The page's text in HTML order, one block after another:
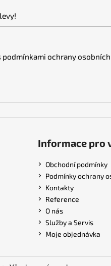
podmínkami ochrany
Informace pro
Obchodní podmínky
Podmínky ochrany
Kontakty
Reference
O nás
Služby a Servis
Moje objednávka